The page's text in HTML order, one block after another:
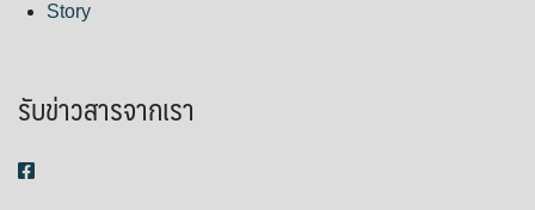
Story
รับข่าวสารจากเรา